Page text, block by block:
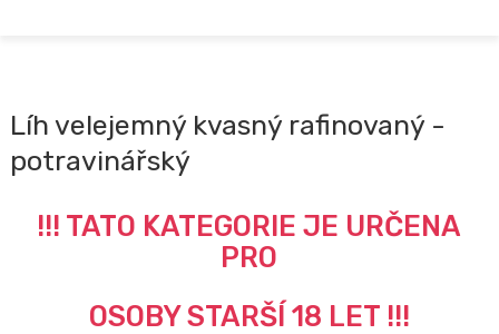
Líh velejemný kvasný rafinovaný -
potravinářský
!!! TATO KATEGORIE JE URČENA
PRO
OSOBY STARŠÍ 18 LET !!!